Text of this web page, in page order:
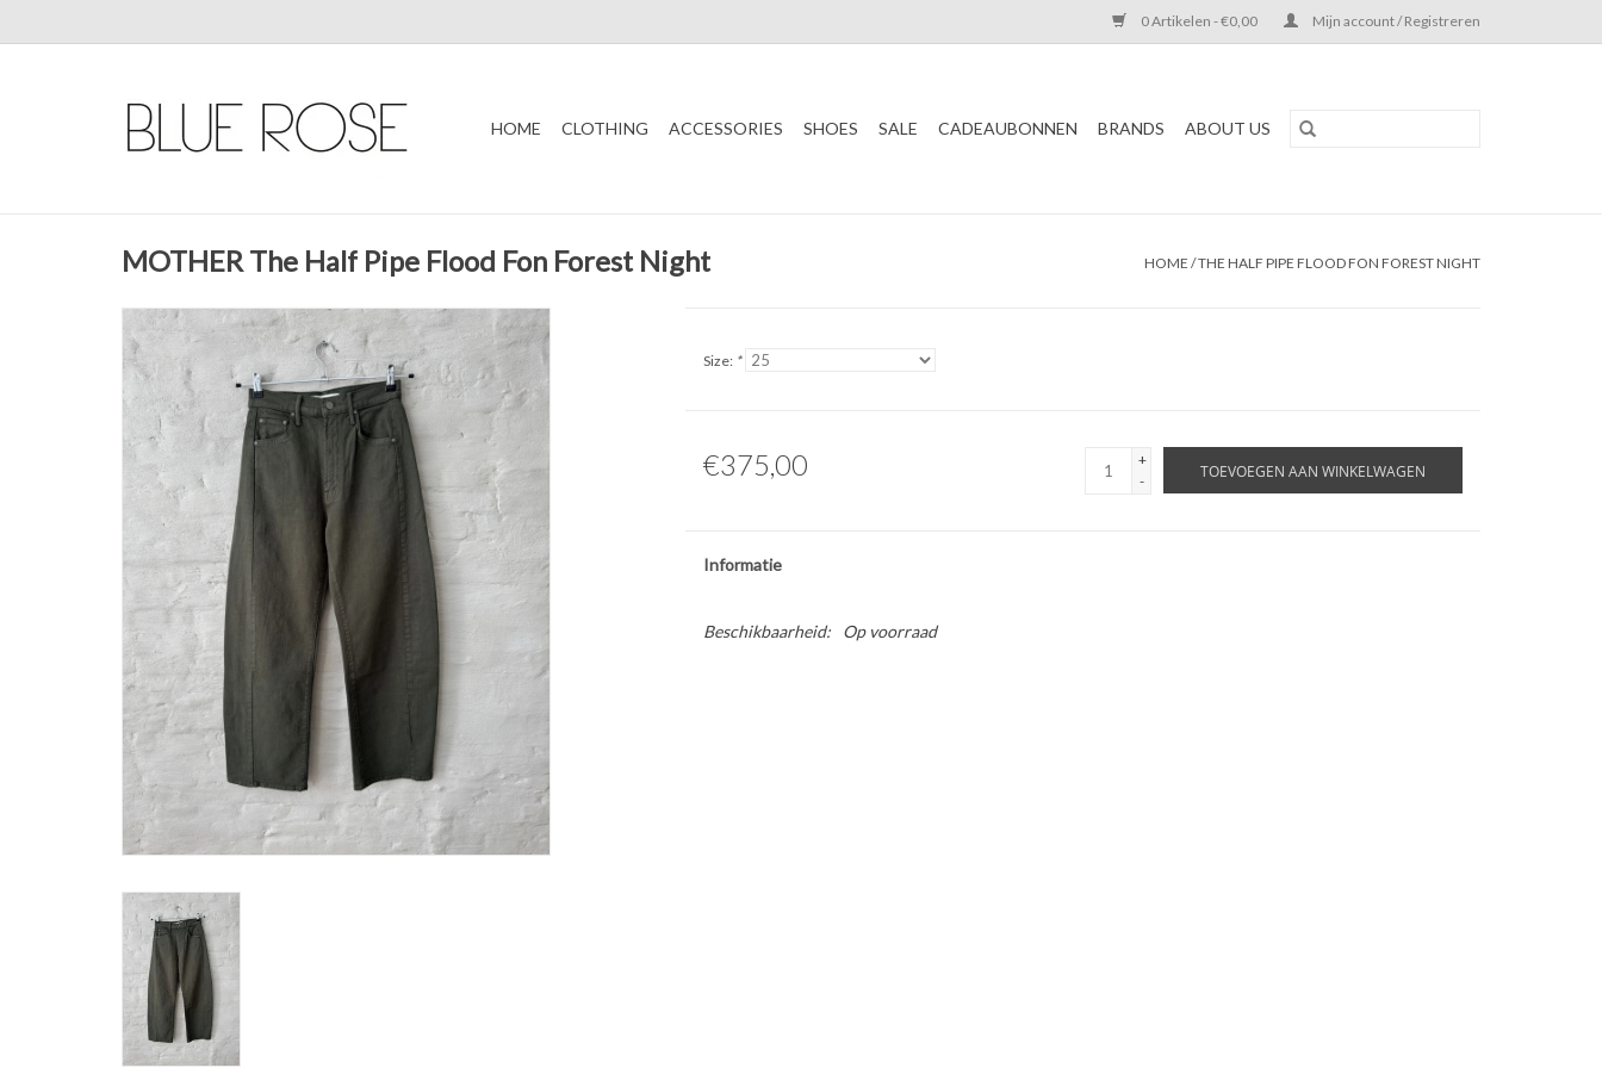
0 Artikelen - €0,00 Mijn account / Registreren
HOME CLOTHING ACCESSORIES SHOES SALE CADEAUBONNEN BRANDS ABOUT US
MOTHER The Half Pipe Flood Fon Forest Night HOME /THE HALF PIPE FLOOD FON FOREST NIGHT
Size: *
€375,00
+
-
TOEVOEGEN AAN WINKELWAGEN
Informatie
Beschikbaarheid: Op voorraad